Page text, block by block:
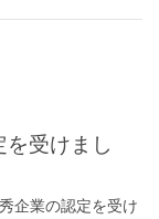
受けまし
企業の認定を受け